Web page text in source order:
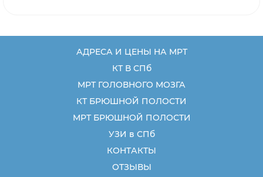
АДРЕСА И ЦЕНЫ НА МРТ
КТ В СПб
МРТ ГОЛОВНОГО МОЗГА
КТ БРЮШНОЙ ПОЛОСТИ
МРТ БРЮШНОЙ ПОЛОСТИ
УЗИ в СПб
КОНТАКТЫ
ОТЗЫВЫ